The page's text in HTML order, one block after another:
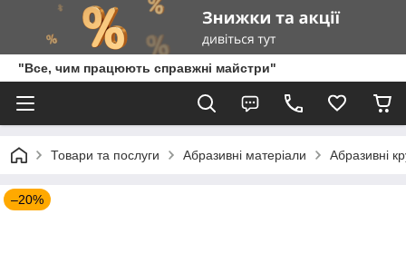
"Все, чим працюють справжні майстри"
Товари та послуги Абразивні матеріали Абразивні
–20%